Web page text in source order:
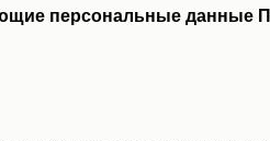
персональные данные